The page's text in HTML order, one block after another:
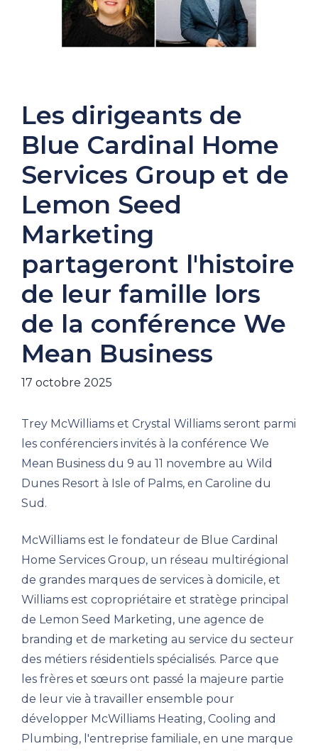
Les dirigeants de
Blue Cardinal Home
Services Group et de
Lemon Seed
Marketing
partageront l'histoire
de leur famille lors
de la conférence We
Mean Business
17 octobre 2025
Trey McWilliams et Crystal Williams seront parmi
les conférenciers invités à la conférence We
Mean Business du 9 au 11 novembre au Wild
Dunes Resort à Isle of Palms, en Caroline du
Sud.
McWilliams est le fondateur de Blue Cardinal
Home Services Group, un réseau multirégional
de grandes marques de services à domicile, et
Williams est copropriétaire et stratège principal
de Lemon Seed Marketing, une agence de
branding et de marketing au service du secteur
des métiers résidentiels spécialisés. Parce que
les frères et sœurs ont passé la majeure partie
de leur vie à travailler ensemble pour
développer McWilliams Heating, Cooling and
Plumbing, l'entreprise familiale, en une marque